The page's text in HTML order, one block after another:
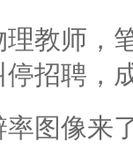
教师，
招聘，
率图像来